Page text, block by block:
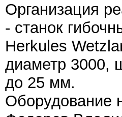
Организация
- станок
Herkules
диаметр 3000,
до 25 мм.
Оборудование